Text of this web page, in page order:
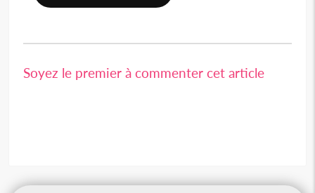
Soyez le premier à commenter cet article